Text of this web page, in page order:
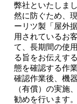
弊社といたしま
然に防ぐため、
ーリツ製「屋外
用されているお
て、長期間の使
る旨をお伝えす
態を確認する作
確認作業後、機
（有償）の実施
勧めを行います。